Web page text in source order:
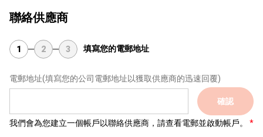
聯絡供應商
1 2 3 填寫您的電郵地址
電郵地址(填寫您的公司電郵地址以獲取供應商的迅速回覆)
確認
我們會為您建立一個帳戶以聯絡供應商，請查看電郵並啟動帳戶。